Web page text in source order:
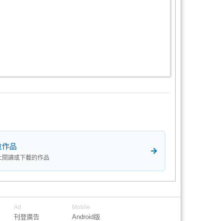
作品
閱讀或下載的作品
Ad
刊登廣告
Mobile
Android版